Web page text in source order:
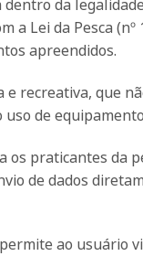
da
a Lei da Pesca
apreendidos.
recreativa, que
de
praticantes da
de dados
ao usuário